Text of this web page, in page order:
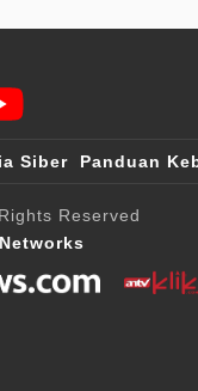
Siber Panduan
Reserved